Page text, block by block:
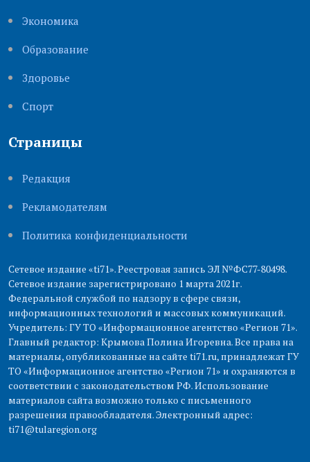
Экономика
Образование
Здоровье
Cпорт
Страницы
Редакция
Рекламодателям
Политика конфиденциальности
Сетевое издание «ti71». Реестровая запись ЭЛ №ФС77-80498.
Сетевое издание зарегистрировано 1 марта 2021г.
Федеральной службой по надзору в сфере связи,
информационных технологий и массовых коммуникаций.
Учредитель: ГУ ТО «Информационное агентство «Регион 71».
Главный редактор: Крымова Полина Игоревна. Все права на
материалы, опубликованные на сайте ti71.ru, принадлежат ГУ
ТО «Информационное агентство «Регион 71» и охраняются в
соответствии с законодательством РФ. Использование
материалов сайта возможно только с письменного
разрешения правообладателя. Электронный адрес:
ti71@tularegion.org